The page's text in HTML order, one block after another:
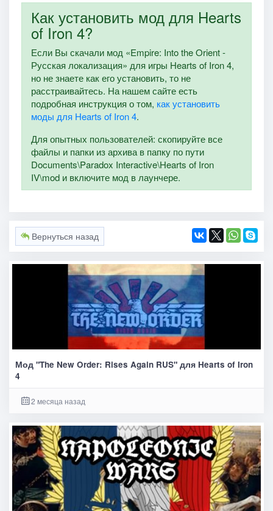
Как установить мод для Hearts
of Iron 4?
Если Вы скачали мод «Empire: Into the Orient -
Русская локализация» для игры Hearts of Iron 4,
но не знаете как его установить, то не
расстраивайтесь. На нашем сайте есть
подробная инструкция о том, как установить
моды для Hearts of Iron 4.
Для опытных пользователей: скопируйте все
файлы и папки из архива в папку по пути
Documents\Paradox Interactive\Hearts of Iron
IV\mod и включите мод в лаунчере.
Вернуться назад
Мод "The New Order: Rises Again RUS" для Hearts of Iron
4
2 месяца назад